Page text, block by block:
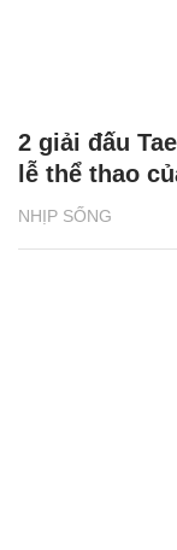
NHỊP SỐNG
2 giải đấu
lễ thể thao